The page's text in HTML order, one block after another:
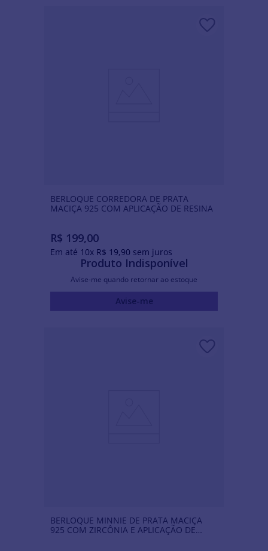
BERLOQUE CORREDORA DE PRATA
MACIÇA 925 COM APLICAÇÃO DE RESINA
R$ 199,00
Em até 10x R$ 19,90 sem juros
Produto Indisponível
Avise-me quando retornar ao estoque
Avise-me
BERLOQUE MINNIE DE PRATA MACIÇA
925 COM ZIRCÔNIA E APLICAÇÃO DE